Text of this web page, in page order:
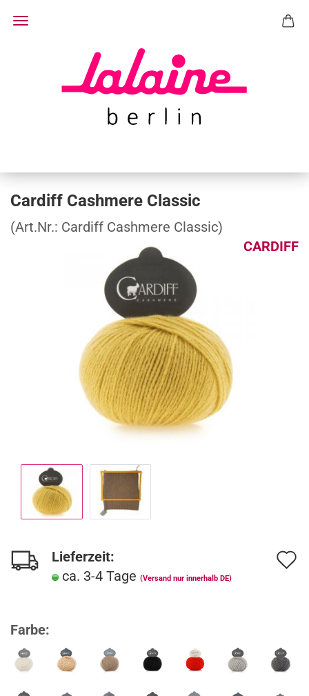
Cardiff Cashmere Classic
(Art.Nr.: Cardiff Cashmere Classic)
CARDIFF
Lieferzeit:
ca. 3-4 Tage (Versand nur innerhalb DE)
Farbe: